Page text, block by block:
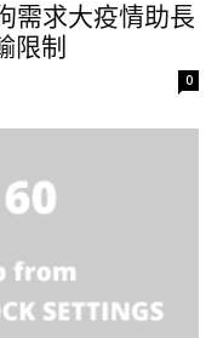
需求大疫情助長
限制
0